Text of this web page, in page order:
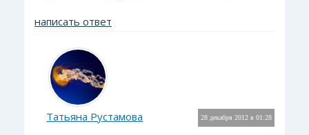
написать ответ
28 декабря 2012 в 01:28
Татьяна Рустамова